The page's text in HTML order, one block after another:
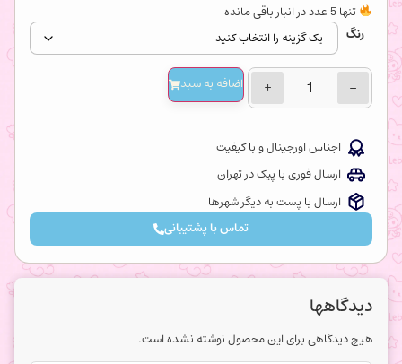
تنها 5 عدد در انبار باقی مانده
رنگ
−
+ اضافه‌ به سبد
اجناس اورجینال و با کیفیت
ارسال فوری با پیک در تهران
ارسال با پست به دیگر شهرها
تماس با پشتیبانی
دیدگاهها
هیچ دیدگاهی برای این محصول نوشته نشده است.